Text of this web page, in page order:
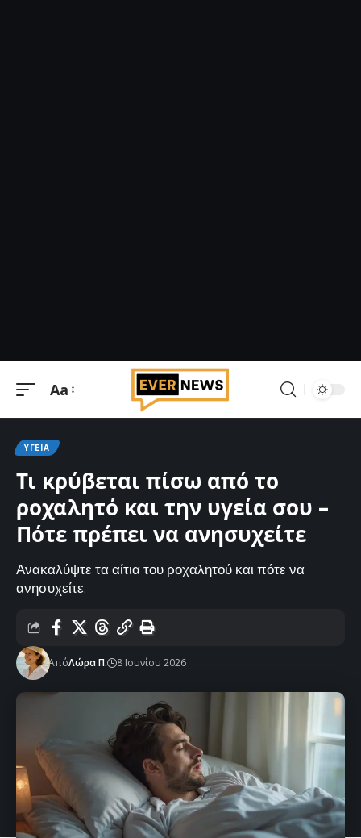
Μεγέθυνση
Aa
ΥΓΕΊΑ
Τι κρύβεται πίσω από το
ροχαλητό και την υγεία σου –
Πότε πρέπει να ανησυχείτε
Ανακαλύψτε τα αίτια του ροχαλητού και πότε να
ανησυχείτε.
ΑπόΛώρα Π. 8 Ιουνίου 2026